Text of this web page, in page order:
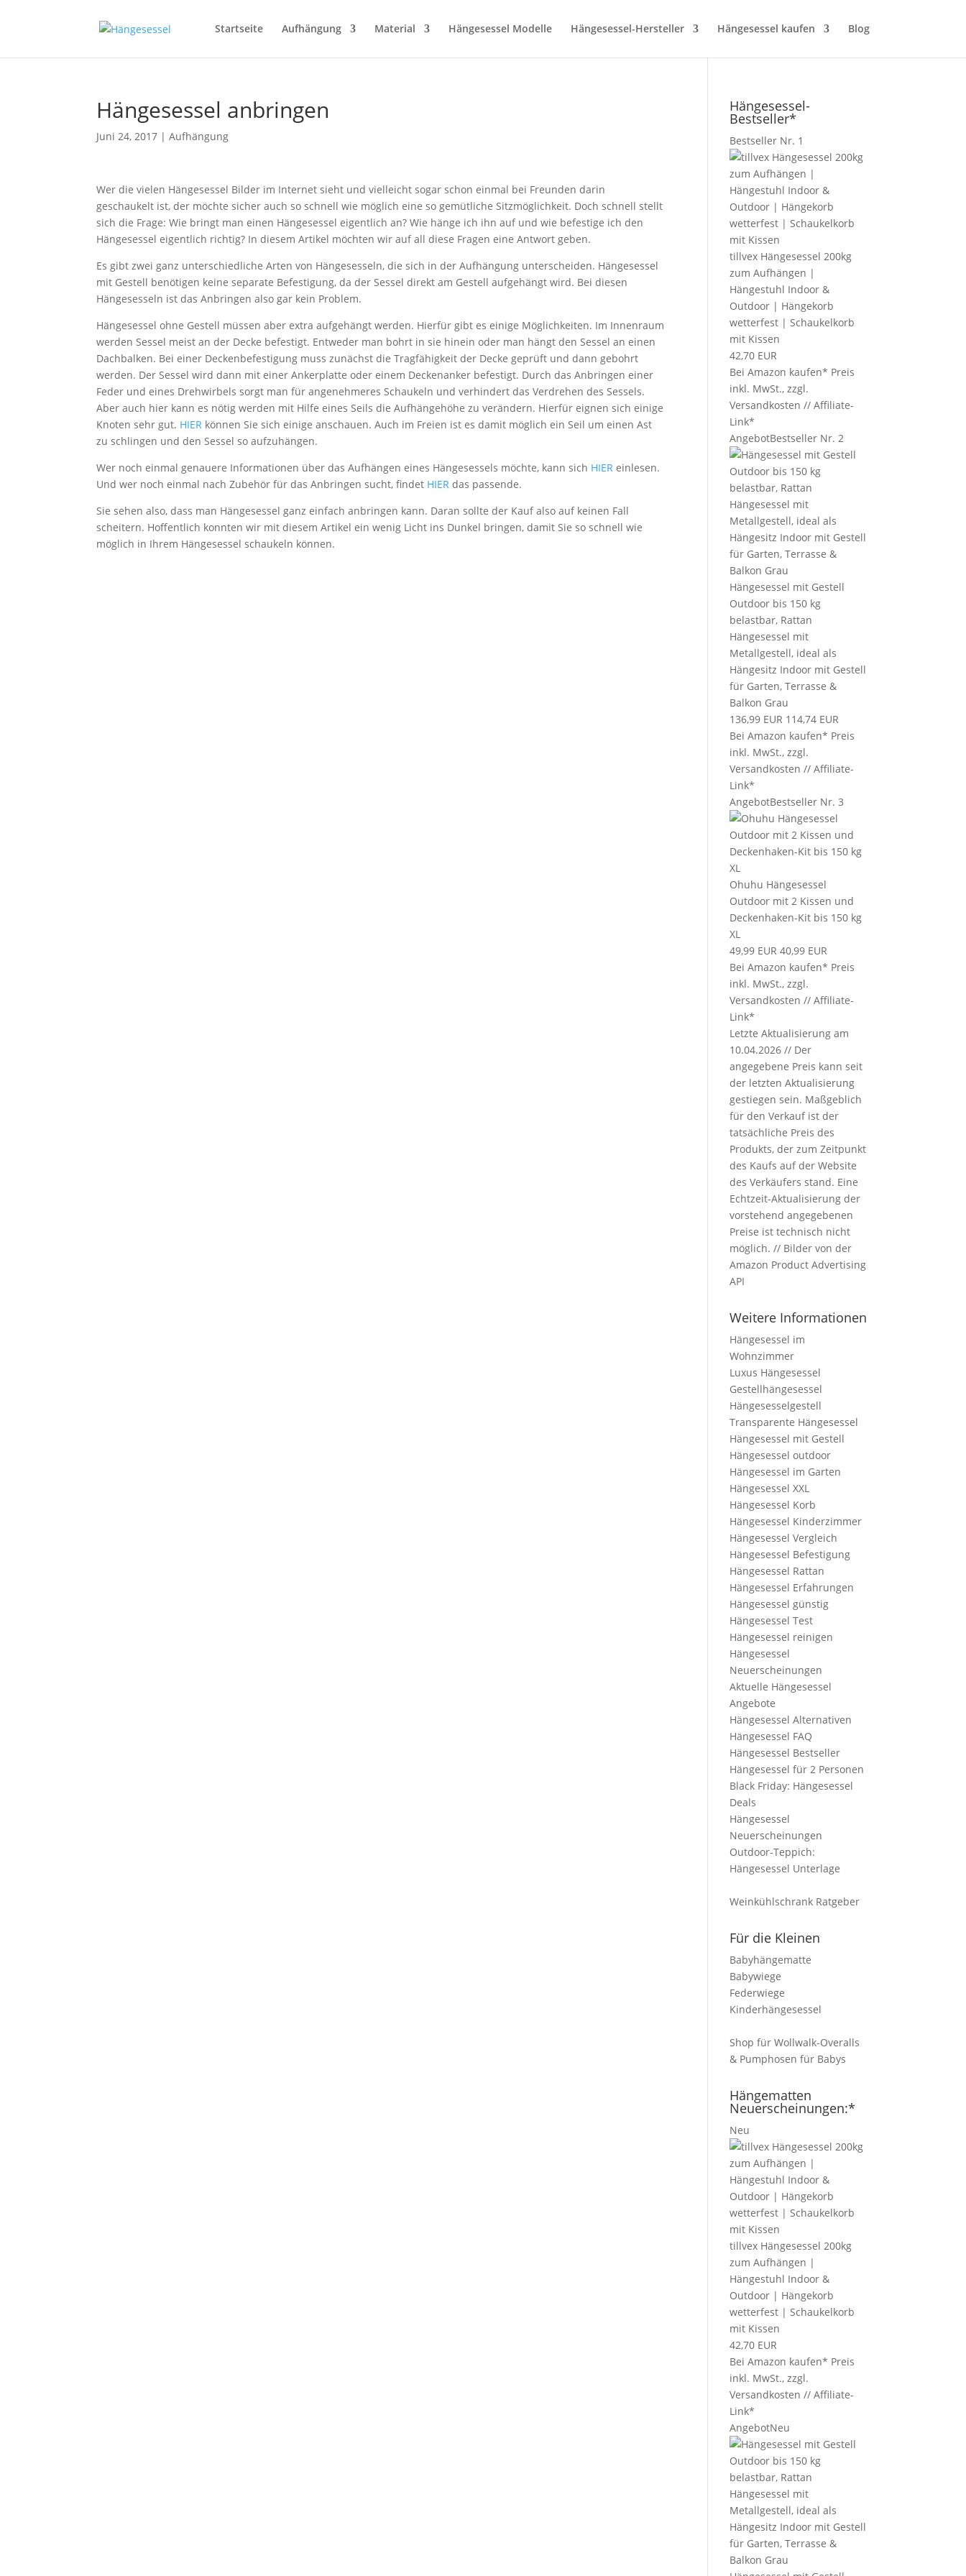
Startseite Aufhängung Material Hängesessel Modelle Hängesessel-Hersteller Hängesessel kaufen Blog
Hängesessel anbringen
Juni 24, 2017 |Aufhängung
Wer die vielen Hängesessel Bilder im Internet sieht und vielleicht sogar schon einmal bei Freunden darin
geschaukelt ist, der möchte sicher auch so schnell wie möglich eine so gemütliche Sitzmöglichkeit. Doch schnell stellt
sich die Frage: Wie bringt man einen Hängesessel eigentlich an? Wie hänge ich ihn auf und wie befestige ich den
Hängesessel eigentlich richtig? In diesem Artikel möchten wir auf all diese Fragen eine Antwort geben.
Es gibt zwei ganz unterschiedliche Arten von Hängesesseln, die sich in der Aufhängung unterscheiden. Hängesessel
mit Gestell benötigen keine separate Befestigung, da der Sessel direkt am Gestell aufgehängt wird. Bei diesen
Hängesesseln ist das Anbringen also gar kein Problem.
Hängesessel ohne Gestell müssen aber extra aufgehängt werden. Hierfür gibt es einige Möglichkeiten. Im Innenraum
werden Sessel meist an der Decke befestigt. Entweder man bohrt in sie hinein oder man hängt den Sessel an einen
Dachbalken. Bei einer Deckenbefestigung muss zunächst die Tragfähigkeit der Decke geprüft und dann gebohrt
werden. Der Sessel wird dann mit einer Ankerplatte oder einem Deckenanker befestigt. Durch das Anbringen einer
Feder und eines Drehwirbels sorgt man für angenehmeres Schaukeln und verhindert das Verdrehen des Sessels.
Aber auch hier kann es nötig werden mit Hilfe eines Seils die Aufhängehöhe zu verändern. Hierfür eignen sich einige
Knoten sehr gut. HIER können Sie sich einige anschauen. Auch im Freien ist es damit möglich ein Seil um einen Ast
zu schlingen und den Sessel so aufzuhängen.
Wer noch einmal genauere Informationen über das Aufhängen eines Hängesessels möchte, kann sich HIER einlesen.
Und wer noch einmal nach Zubehör für das Anbringen sucht, findet HIER das passende.
Sie sehen also, dass man Hängesessel ganz einfach anbringen kann. Daran sollte der Kauf also auf keinen Fall
scheitern. Hoffentlich konnten wir mit diesem Artikel ein wenig Licht ins Dunkel bringen, damit Sie so schnell wie
möglich in Ihrem Hängesessel schaukeln können.
Hängesessel-
Bestseller*
Bestseller Nr. 1
tillvex Hängesessel 200kg
zum Aufhängen |
Hängestuhl Indoor &
Outdoor | Hängekorb
wetterfest | Schaukelkorb
mit Kissen
42,70 EUR
Bei Amazon kaufen* Preis
inkl. MwSt., zzgl.
Versandkosten // Affiliate-
Link*
AngebotBestseller Nr. 2
Hängesessel mit Gestell
Outdoor bis 150 kg
belastbar, Rattan
Hängesessel mit
Metallgestell, ideal als
Hängesitz Indoor mit Gestell
für Garten, Terrasse &
Balkon Grau
136,99 EUR 114,74 EUR
Bei Amazon kaufen* Preis
inkl. MwSt., zzgl.
Versandkosten // Affiliate-
Link*
AngebotBestseller Nr. 3
Ohuhu Hängesessel
Outdoor mit 2 Kissen und
Deckenhaken-Kit bis 150 kg
XL
49,99 EUR 40,99 EUR
Bei Amazon kaufen* Preis
inkl. MwSt., zzgl.
Versandkosten // Affiliate-
Link*
Letzte Aktualisierung am
10.04.2026 // Der
angegebene Preis kann seit
der letzten Aktualisierung
gestiegen sein. Maßgeblich
für den Verkauf ist der
tatsächliche Preis des
Produkts, der zum Zeitpunkt
des Kaufs auf der Website
des Verkäufers stand. Eine
Echtzeit-Aktualisierung der
vorstehend angegebenen
Preise ist technisch nicht
möglich. // Bilder von der
Amazon Product Advertising
API
Weitere Informationen
Hängesessel im
Wohnzimmer
Luxus Hängesessel
Gestellhängesessel
Hängesesselgestell
Transparente Hängesessel
Hängesessel mit Gestell
Hängesessel outdoor
Hängesessel im Garten
Hängesessel XXL
Hängesessel Korb
Hängesessel Kinderzimmer
Hängesessel Vergleich
Hängesessel Befestigung
Hängesessel Rattan
Hängesessel Erfahrungen
Hängesessel günstig
Hängesessel Test
Hängesessel reinigen
Hängesessel
Neuerscheinungen
Aktuelle Hängesessel
Angebote
Hängesessel Alternativen
Hängesessel FAQ
Hängesessel Bestseller
Hängesessel für 2 Personen
Black Friday: Hängesessel
Deals
Hängesessel
Neuerscheinungen
Outdoor-Teppich:
Hängesessel Unterlage
Weinkühlschrank Ratgeber
Für die Kleinen
Babyhängematte
Babywiege
Federwiege
Kinderhängesessel
Shop für Wollwalk-Overalls
& Pumphosen für Babys
Hängematten
Neuerscheinungen:*
Neu
tillvex Hängesessel 200kg
zum Aufhängen |
Hängestuhl Indoor &
Outdoor | Hängekorb
wetterfest | Schaukelkorb
mit Kissen
42,70 EUR
Bei Amazon kaufen* Preis
inkl. MwSt., zzgl.
Versandkosten // Affiliate-
Link*
AngebotNeu